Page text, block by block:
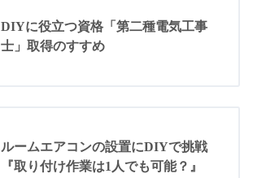
DIYに役立つ資格「第二種電気工事
士」取得のすすめ
ルームエアコンの設置にDIYで挑戦
『取り付け作業は1人でも可能？』